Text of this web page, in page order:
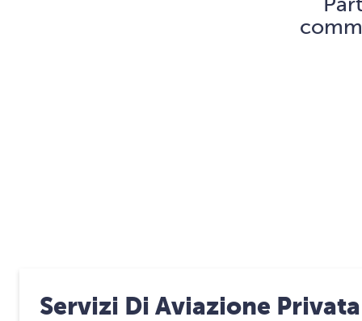
Servizi Di Aviazione Privata